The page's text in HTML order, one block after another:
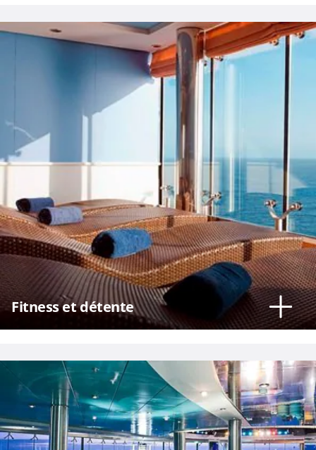
Fitness et détente